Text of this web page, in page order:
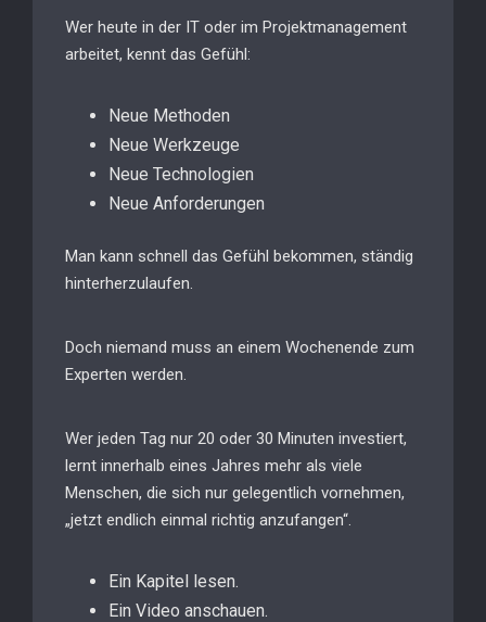
Wer heute in der IT oder im Projektmanagement
arbeitet, kennt das Gefühl:
Neue Methoden
Neue Werkzeuge
Neue Technologien
Neue Anforderungen
Man kann schnell das Gefühl bekommen, ständig
hinterherzulaufen.
Doch niemand muss an einem Wochenende zum
Experten werden.
Wer jeden Tag nur 20 oder 30 Minuten investiert,
lernt innerhalb eines Jahres mehr als viele
Menschen, die sich nur gelegentlich vornehmen,
„jetzt endlich einmal richtig anzufangen“.
Ein Kapitel lesen.
Ein Video anschauen.